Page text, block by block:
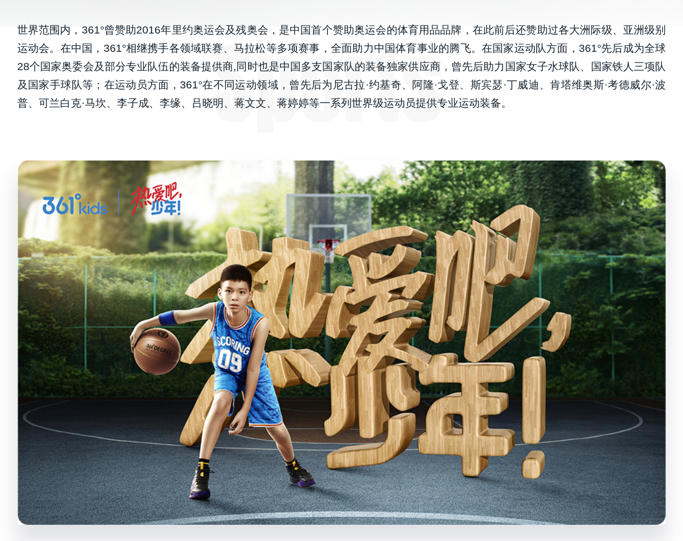
世界范围内，361°曾赞助2016年里约奥运会及残奥会，是中国首个赞助奥运会的体育用品品牌，在此前后还赞助过各大洲际级、亚洲级别
运动会。在中国，361°相继携手各领域联赛、马拉松等多项赛事，全面助力中国体育事业的腾飞。在国家运动队方面，361°先后成为全球
28个国家奥委会及部分专业队伍的装备提供商,同时也是中国多支国家队的装备独家供应商，曾先后助力国家女子水球队、国家铁人三项队
及国家手球队等；在运动员方面，361°在不同运动领域，曾先后为尼古拉·约基奇、阿隆·戈登、斯宾瑟·丁威迪、肯塔维奥斯·考德威尔·波
普、可兰白克·马坎、李子成、李缘、吕晓明、蒋文文、蒋婷婷等一系列世界级运动员提供专业运动装备。